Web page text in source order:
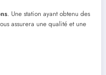
. Une station ayant obtenu des
assurera une qualité et une